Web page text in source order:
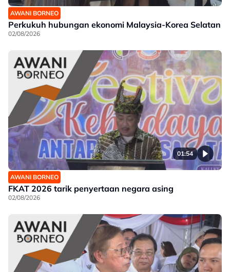
AWANI BORNEO
Perkukuh hubungan ekonomi Malaysia-Korea Selatan
02/08/2026
01:54
AWANI BORNEO
FKAT 2026 tarik penyertaan negara asing
02/08/2026